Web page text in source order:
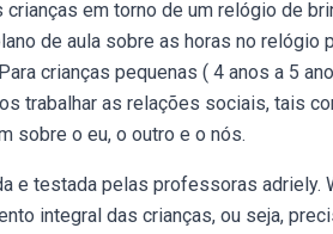
em torno de um relógio de
de aula sobre as horas no relógio
crianças pequenas ( 4 anos a 5
trabalhar as relações sociais, tais
sobre o eu, o outro e o nós.
e testada pelas professoras adriely.
integral das crianças, ou seja,